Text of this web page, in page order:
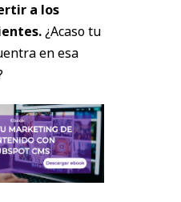
a los
¿Acaso tu
en esa